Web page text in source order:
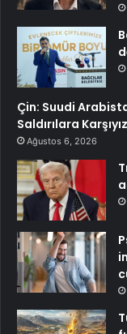
Çin: Suudi
Saldırılara Karşıyız
Ağustos 6, 2026